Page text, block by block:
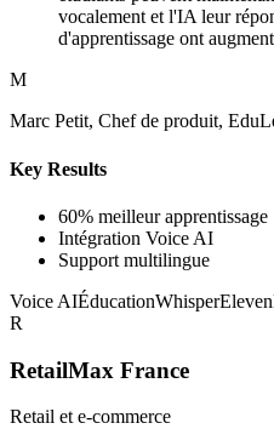
vocalement et l'IA leur
d'apprentissage ont
M
Marc Petit, Chef de produit,
Key Results
60% meilleur apprentissage
Intégration Voice AI
Support multilingue
Voice AIÉducationWhisper
R
RetailMax France
Retail et e-commerce